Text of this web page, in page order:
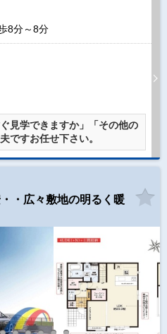
8分～8分
見学できますか」「その他の
ですお任せ下さい。
・広々敷地の明るく暖